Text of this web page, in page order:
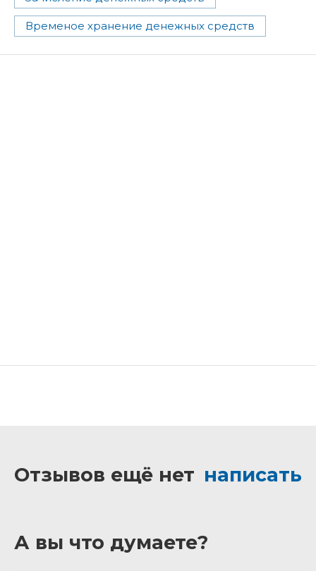
Временое хранение денежных средств
Отзывов ещё нет написать
А вы что думаете?